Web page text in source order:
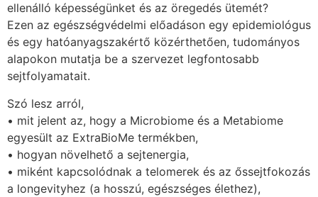
ellenálló képességünket és az öregedés ütemét?
Ezen az egészségvédelmi előadáson egy epidemiológus
és egy hatóanyagszakértő közérthetően, tudományos
alapokon mutatja be a szervezet legfontosabb
sejtfolyamatait.
Szó lesz arról,
• mit jelent az, hogy a Microbiome és a Metabiome
egyesült az ExtraBioMe termékben,
• hogyan növelhető a sejtenergia,
• miként kapcsolódnak a telomerek és az őssejtfokozás
a longevityhez (a hosszú, egészséges élethez),